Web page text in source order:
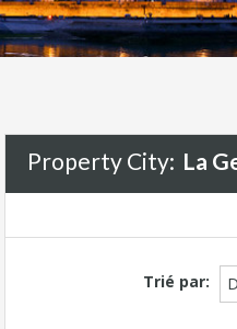
Property City: La
Trié par: